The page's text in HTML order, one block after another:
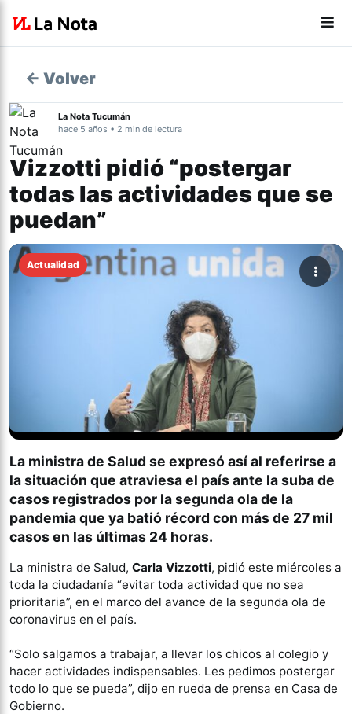
← Volver
La Nota Tucumán
hace 5 años • 2 min de lectura
Vizzotti pidió “postergar
todas las actividades que se
puedan”
Actualidad
La ministra de Salud se expresó así al referirse a
la situación que atraviesa el país ante la suba de
casos registrados por la segunda ola de la
pandemia que ya batió récord con más de 27 mil
casos en las últimas 24 horas.
La ministra de Salud, Carla Vizzotti, pidió este miércoles a
toda la ciudadanía “evitar toda actividad que no sea
prioritaria”, en el marco del avance de la segunda ola de
coronavirus en el país.
“Solo salgamos a trabajar, a llevar los chicos al colegio y
hacer actividades indispensables. Les pedimos postergar
todo lo que se pueda”, dijo en rueda de prensa en Casa de
Gobierno.